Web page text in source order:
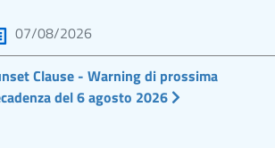
07/08/2026
Clause - Warning di prossima
del 6 agosto 2026